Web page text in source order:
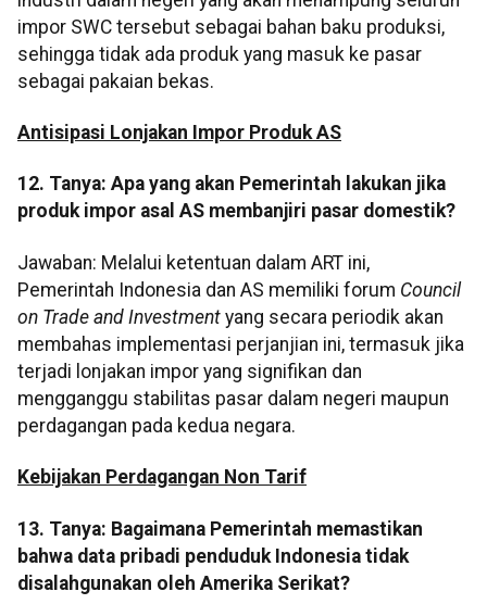
impor SWC tersebut sebagai bahan baku produksi,
sehingga tidak ada produk yang masuk ke pasar
sebagai pakaian bekas.
Antisipasi Lonjakan Impor Produk AS
12. Tanya: Apa yang akan Pemerintah lakukan jika
produk impor asal AS membanjiri pasar domestik?
Jawaban: Melalui ketentuan dalam ART ini,
Pemerintah Indonesia dan AS memiliki forum Council
on Trade and Investment yang secara periodik akan
membahas implementasi perjanjian ini, termasuk jika
terjadi lonjakan impor yang signifikan dan
mengganggu stabilitas pasar dalam negeri maupun
perdagangan pada kedua negara.
Kebijakan Perdagangan Non Tarif
13. Tanya: Bagaimana Pemerintah memastikan
bahwa data pribadi penduduk Indonesia tidak
disalahgunakan oleh Amerika Serikat?